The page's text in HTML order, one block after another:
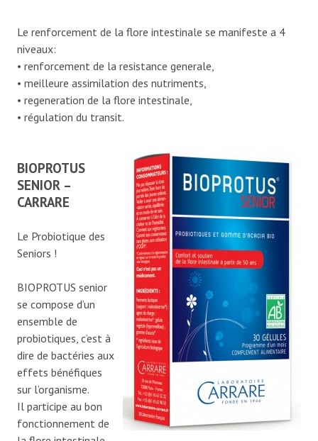
Le renforcement de la flore intestinale se manifeste a 4
niveaux:
• renforcement de la resistance generale,
• meilleure assimilation des nutriments,
• regeneration de la flore intestinale,
• régulation du transit.
BIOPROTUS
SENIOR –
CARRARE
Le Probiotique des
Seniors !
BIOPROTUS senior
se compose d’un
ensemble de
probiotiques, c’est à
dire de bactéries aux
effets bénéfiques
sur l’organisme.
Il participe au bon
fonctionnement de